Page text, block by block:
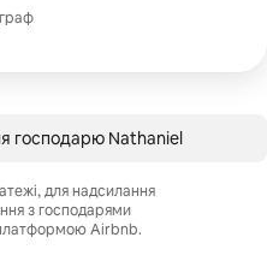
господарю Nathaniel
для надсилання
з господарями
Airbnb.